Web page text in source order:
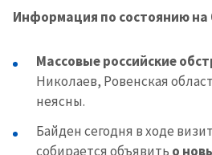
Информация по состоянию на
Массовые российские
Николаев, Ровенская
неясны.
Байден сегодня в ходе
собирается объявить о